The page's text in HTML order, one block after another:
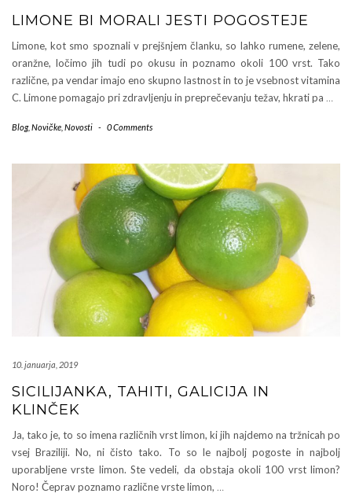
LIMONE BI MORALI JESTI POGOSTEJE
Limone, kot smo spoznali v prejšnjem članku, so lahko rumene, zelene,
oranžne, ločimo jih tudi po okusu in poznamo okoli 100 vrst. Tako
različne, pa vendar imajo eno skupno lastnost in to je vsebnost vitamina
C. Limone pomagajo pri zdravljenju in preprečevanju težav, hkrati pa …
Blog, Novičke Novosti - 0 Comments
10. januarja, 2019
SICILIJANKA, TAHITI, GALICIJA IN
KLINČEK
Ja, tako je, to so imena različnih vrst limon, ki jih najdemo na tržnicah po
vsej Braziliji. No, ni čisto tako. To so le najbolj pogoste in najbolj
uporabljene vrste limon. Ste vedeli, da obstaja okoli 100 vrst limon?
Noro! Čeprav poznamo različne vrste limon, …